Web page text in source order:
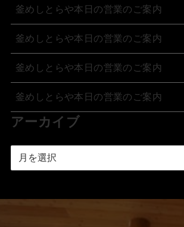
釜めしとらや本日の営業のご案内
釜めしとらや本日の営業のご案内
釜めしとらや本日の営業のご案内
釜めしとらや本日の営業のご案内
アーカイブ